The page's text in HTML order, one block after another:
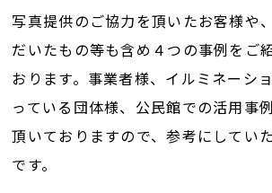
写真提供のご協力を頂いたお客様や
だいたもの等も含め４つの事例をご
おります。事業者様、イルミネーシ
っている団体様、公民館での活用事
頂いておりますので、参考にしてい
です。